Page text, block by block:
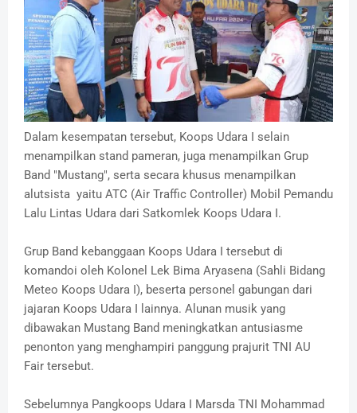
Dalam kesempatan tersebut, Koops Udara I selain
menampilkan stand pameran, juga menampilkan Grup
Band "Mustang", serta secara khusus menampilkan
alutsista yaitu ATC (Air Traffic Controller) Mobil Pemandu
Lalu Lintas Udara dari Satkomlek Koops Udara I.
Grup Band kebanggaan Koops Udara I tersebut di
komandoi oleh Kolonel Lek Bima Aryasena (Sahli Bidang
Meteo Koops Udara I), beserta personel gabungan dari
jajaran Koops Udara I lainnya. Alunan musik yang
dibawakan Mustang Band meningkatkan antusiasme
penonton yang menghampiri panggung prajurit TNI AU
Fair tersebut.
Sebelumnya Pangkoops Udara I Marsda TNI Mohammad